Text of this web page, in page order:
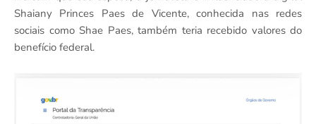
Shaiany Princes Paes de Vicente, conhecida nas redes
sociais como Shae Paes, também teria recebido valores do
benefício federal.